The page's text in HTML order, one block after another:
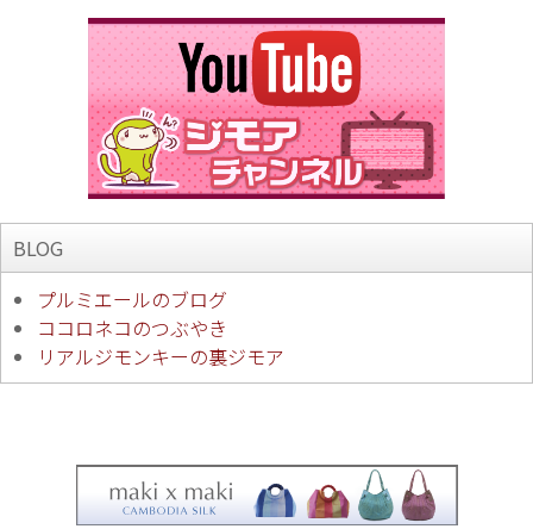
BLOG
プルミエールのブログ
ココロネコのつぶやき
リアルジモンキーの裏ジモア